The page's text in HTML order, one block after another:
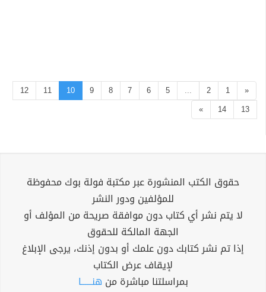
«
1
2
...
5
6
7
8
9
10
11
12
13
14
»
حقوق الكتب المنشورة عبر مكتبة فولة بوك محفوظة
للمؤلفين ودور النشر
لا يتم نشر أي كتاب دون موافقة صريحة من المؤلف أو
الجهة المالكة للحقوق
إذا تم نشر كتابك دون علمك أو بدون إذنك، يرجى الإبلاغ
لإيقاف عرض الكتاب
بمراسلتنا مباشرة من هنــــــا